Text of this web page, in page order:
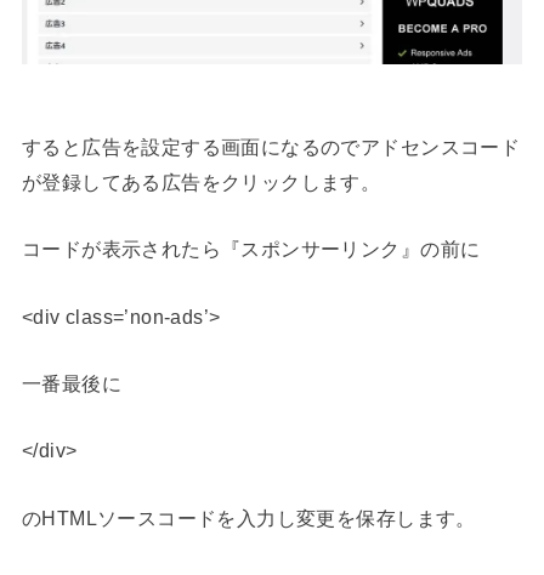
すると広告を設定する画面になるのでアドセンスコード
が登録してある広告をクリックします。
コードが表示されたら『スポンサーリンク』の前に
<div class=’non-ads’>
一番最後に
</div>
のHTMLソースコードを入力し変更を保存します。